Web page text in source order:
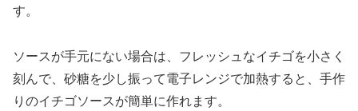
す。
ソースが手元にない場合は、フレッシュなイチゴを小さく
刻んで、砂糖を少し振って電子レンジで加熱すると、手作
りのイチゴソースが簡単に作れます。